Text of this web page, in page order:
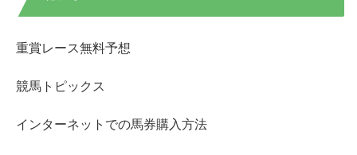
重賞レース無料予想
競馬トピックス
インターネットでの馬券購入方法